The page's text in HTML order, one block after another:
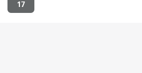
17